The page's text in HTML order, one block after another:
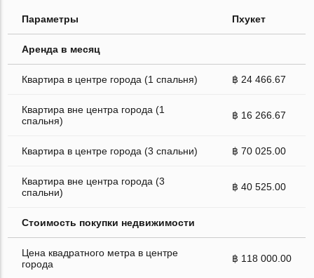
Параметры Пхукет
Аренда в месяц
Квартира в центре города (1 спальня) ฿ 24 466.67
Квартира вне центра города (1
спальня)
฿ 16 266.67
Квартира в центре города (3 спальни) ฿ 70 025.00
Квартира вне центра города (3
спальни)
฿ 40 525.00
Стоимость покупки недвижимости
Цена квадратного метра в центре
города
฿ 118 000.00